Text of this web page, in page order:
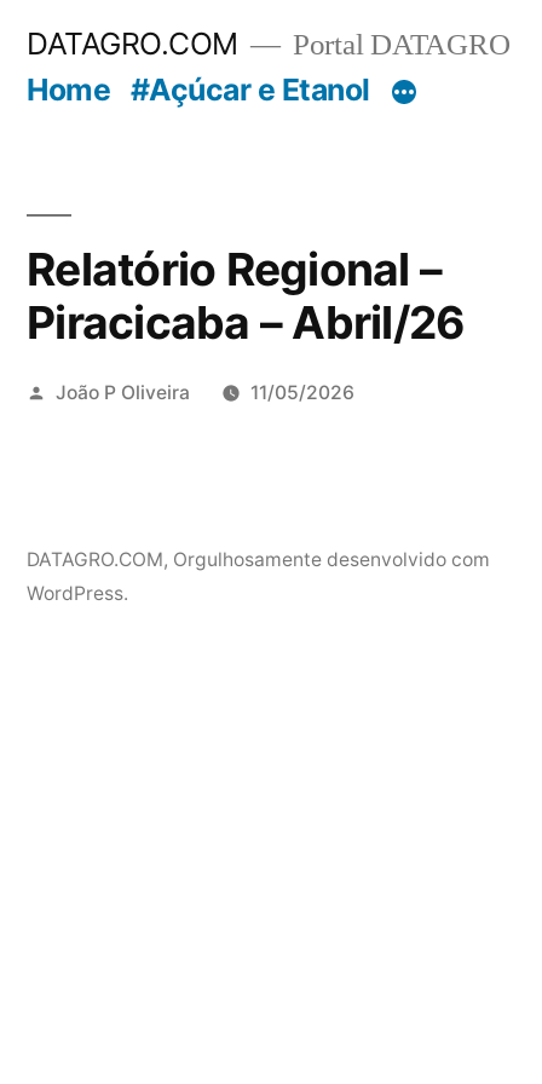
DATAGRO.COM Portal DATAGRO
Home #Açúcar e Etanol
Relatório Regional –
Piracicaba – Abril/26
Publicado
João P Oliveira 11/05/2026
DATAGRO.COM, Orgulhosamente desenvolvido com
WordPress.